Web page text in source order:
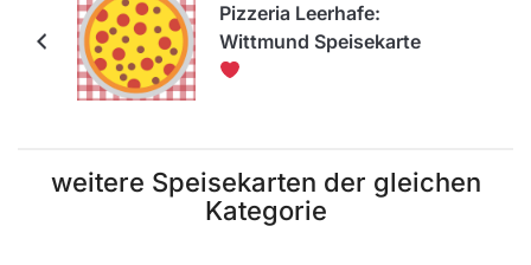
Pizzeria Leerhafe:
Wittmund Speisekarte
weitere Speisekarten der gleichen
Kategorie